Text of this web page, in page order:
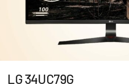
LG 34UC79G